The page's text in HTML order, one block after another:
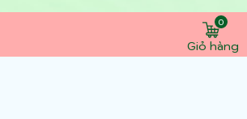
Giỏ hàng
0
Hộ kinh doanh Bảo hộ lao động
số DKKD : 41N8030668G đăng